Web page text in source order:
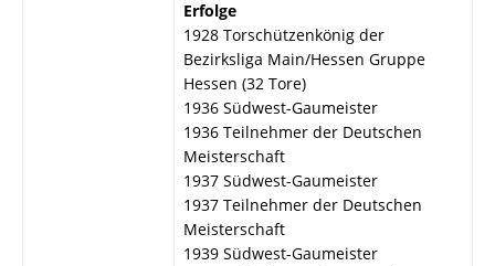
Erfolge
1928 Torschützenkönig der
Bezirksliga Main/Hessen Gruppe
Hessen (32 Tore)
1936 Südwest-Gaumeister
1936 Teilnehmer der Deutschen
Meisterschaft
1937 Südwest-Gaumeister
1937 Teilnehmer der Deutschen
Meisterschaft
1939 Südwest-Gaumeister